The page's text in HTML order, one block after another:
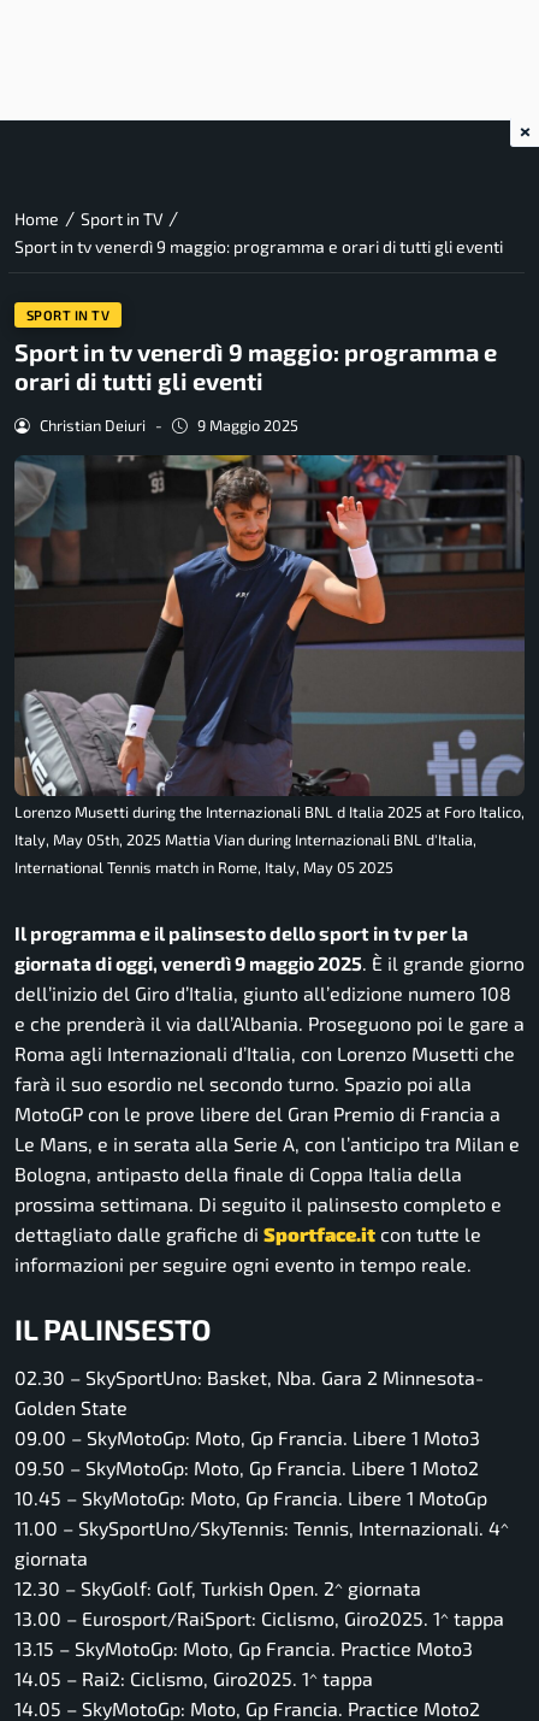
Home / Sport in TV /
Sport in tv venerdì 9 maggio: programma e orari di tutti gli eventi
SPORT IN TV
Sport in tv venerdì 9 maggio: programma e
orari di tutti gli eventi
Christian Deiuri - 9 Maggio 2025
Lorenzo Musetti during the Internazionali BNL d Italia 2025 at Foro Italico,
Italy, May 05th, 2025 Mattia Vian during Internazionali BNL d'Italia,
International Tennis match in Rome, Italy, May 05 2025
Il programma e il palinsesto dello sport in tv per la
giornata di oggi, venerdì 9 maggio 2025. È il grande giorno
dell’inizio del Giro d’Italia, giunto all’edizione numero 108
e che prenderà il via dall’Albania. Proseguono poi le gare a
Roma agli Internazionali d’Italia, con Lorenzo Musetti che
farà il suo esordio nel secondo turno. Spazio poi alla
MotoGP con le prove libere del Gran Premio di Francia a
Le Mans, e in serata alla Serie A, con l’anticipo tra Milan e
Bologna, antipasto della finale di Coppa Italia della
prossima settimana. Di seguito il palinsesto completo e
dettagliato dalle grafiche di Sportface.it con tutte le
informazioni per seguire ogni evento in tempo reale.
IL PALINSESTO
02.30 – SkySportUno: Basket, Nba. Gara 2 Minnesota-
Golden State
09.00 – SkyMotoGp: Moto, Gp Francia. Libere 1 Moto3
09.50 – SkyMotoGp: Moto, Gp Francia. Libere 1 Moto2
10.45 – SkyMotoGp: Moto, Gp Francia. Libere 1 MotoGp
11.00 – SkySportUno/SkyTennis: Tennis, Internazionali. 4^
giornata
12.30 – SkyGolf: Golf, Turkish Open. 2^ giornata
13.00 – Eurosport/RaiSport: Ciclismo, Giro2025. 1^ tappa
13.15 – SkyMotoGp: Moto, Gp Francia. Practice Moto3
14.05 – Rai2: Ciclismo, Giro2025. 1^ tappa
14.05 – SkyMotoGp: Moto, Gp Francia. Practice Moto2
×